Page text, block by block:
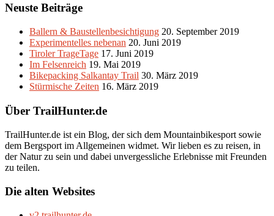
Neuste Beiträge
Ballern & Baustellenbesichtigung 20. September 2019
Experimentelles nebenan 20. Juni 2019
Tiroler TrageTage 17. Juni 2019
Im Felsenreich 19. Mai 2019
Bikepacking Salkantay Trail 30. März 2019
Stürmische Zeiten 16. März 2019
Über TrailHunter.de
TrailHunter.de ist ein Blog, der sich dem Mountainbikesport sowie
dem Bergsport im Allgemeinen widmet. Wir lieben es zu reisen, in
der Natur zu sein und dabei unvergessliche Erlebnisse mit Freunden
zu teilen.
Die alten Websites